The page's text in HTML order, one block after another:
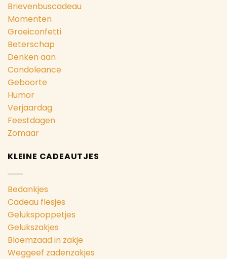
Brievenbuscadeau
Momenten
Groeiconfetti
Beterschap
Denken aan
Condoleance
Geboorte
Humor
Verjaardag
Feestdagen
Zomaar
KLEINE CADEAUTJES
Bedankjes
Cadeau flesjes
Gelukspoppetjes
Gelukszakjes
Bloemzaad in zakje
Weggeef zadenzakjes